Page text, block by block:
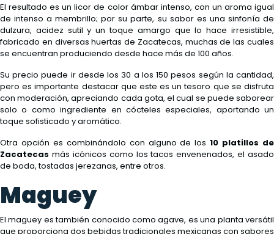
El resultado es un licor de color ámbar intenso, con un aroma igual
de intenso a membrillo; por su parte, su sabor es una sinfonía de
dulzura, acidez sutil y un toque amargo que lo hace irresistible,
fabricado en diversas huertas de Zacatecas, muchas de las cuales
se encuentran produciendo desde hace más de 100 años.
Su precio puede ir desde los 30 a los 150 pesos según la cantidad,
pero es importante destacar que este es un tesoro que se disfruta
con moderación, apreciando cada gota, el cual se puede saborear
solo o como ingrediente en cócteles especiales, aportando un
toque sofisticado y aromático.
Otra opción es combinándolo con alguno de los10 platillos de
Zacatecas más icónicos como los tacos envenenados, el asado
de boda, tostadas jerezanas, entre otros.
Maguey
El maguey es también conocido como agave, es una planta versátil
que proporciona dos bebidas tradicionales mexicanas con sabores